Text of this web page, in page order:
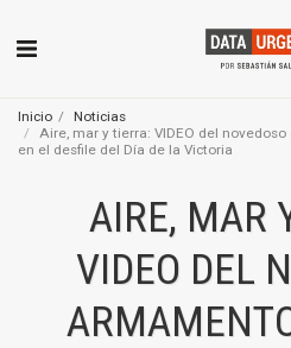
Inicio
Noticias
Aire, mar y tierra: VIDEO del
en el desfile del Día de la Victoria
AIRE, MAR
VIDEO DEL